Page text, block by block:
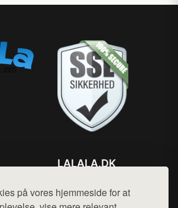
på vores hjemmeside for at
LALALA.DK
Mail: hej@want.dk